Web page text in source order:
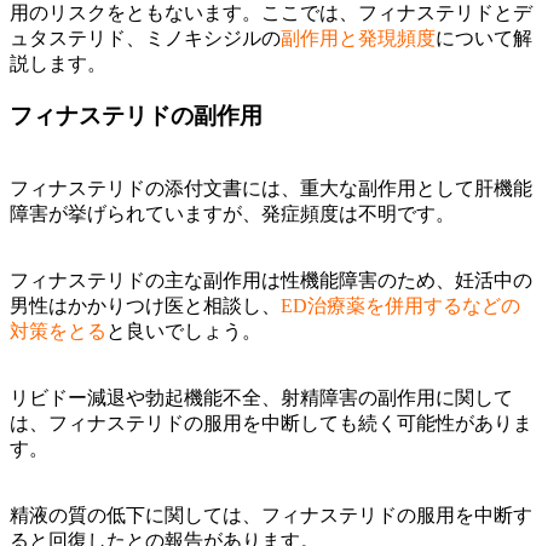
用のリスクをともないます。ここでは、フィナステリドとデ
ュタステリド、ミノキシジルの副作用と発現頻度について解
説します。
フィナステリドの副作用
フィナステリドの添付文書には、重大な副作用として肝機能
障害が挙げられていますが、発症頻度は不明です。
フィナステリドの主な副作用は性機能障害のため、妊活中の
男性はかかりつけ医と相談し、 ED治療薬を併用するなどの
対策をとる と良いでしょう。
リビドー減退や勃起機能不全、射精障害の副作用に関して
は、フィナステリドの服用を中断しても続く可能性がありま
す。
精液の質の低下に関しては、フィナステリドの服用を中断す
ると回復したとの報告があります。